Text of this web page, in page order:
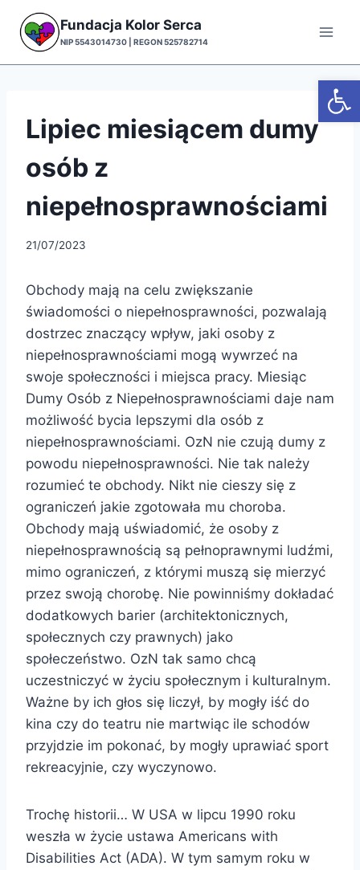
Przejdź
treści
Fundacja Kolor Serca
NIP 5543014730 | REGON 525782714
Lipiec miesiącem dumy
osób z
niepełnosprawnościami
21/07/2023
Obchody mają na celu zwiększanie
świadomości o niepełnosprawności, pozwalają
dostrzec znaczący wpływ, jaki osoby z
niepełnosprawnościami mogą wywrzeć na
swoje społeczności i miejsca pracy. Miesiąc
Dumy Osób z Niepełnosprawnościami daje nam
możliwość bycia lepszymi dla osób z
niepełnosprawnościami. OzN nie czują dumy z
powodu niepełnosprawności. Nie tak należy
rozumieć te obchody. Nikt nie cieszy się z
ograniczeń jakie zgotowała mu choroba.
Obchody mają uświadomić, że osoby z
niepełnosprawnością są pełnoprawnymi ludźmi,
mimo ograniczeń, z którymi muszą się mierzyć
przez swoją chorobę. Nie powinniśmy dokładać
dodatkowych barier (architektonicznych,
społecznych czy prawnych) jako
społeczeństwo. OzN tak samo chcą
uczestniczyć w życiu społecznym i kulturalnym.
Ważne by ich głos się liczył, by mogły iść do
kina czy do teatru nie martwiąc ile schodów
przyjdzie im pokonać, by mogły uprawiać sport
rekreacyjnie, czy wyczynowo.
Trochę historii… W USA w lipcu 1990 roku
weszła w życie ustawa Americans with
Disabilities Act (ADA). W tym samym roku w